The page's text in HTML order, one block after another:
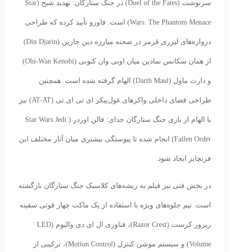
سرنوشت (Duel of the Fates) در جنگ ستارگان: تهدید شبح (Star
Wars: The Phantom Menace) است. فاورو تأیید کرده که طراحی
دروازه‌های لیزری قرمز در صحنه مبارزه دین جارین (Din Djarin)
از همان سکانس نمادین میان اوبی وان کنوبی (Obi-Wan Kenobi)
و دارث ماول (Darth Maul) الهام گرفته شده است. همچنین
طراحی فضای داخلی واکرهای غول‌پیکر ای تی ای تی (AT-AT) نیز
با الهام از بازی جنگ ستارگان جدای: فالن اوردر (Star Wars Jedi:
Fallen Order) انجام شده تا پیوستگی بیشتری میان آثار مختلف این
فرنچایز ایجاد شود.
در بخش فنی نیز فیلم به ریشه‌های کلاسیک جنگ ستارگان بازگشته
است. تیم جلوه‌های ویژه با استفاده از یک ماکت چهار فوتی سفینه
ریزور کرست (Razor Crest)، فناوری ال ای دی والیوم (LED
Volume) و سیستم موشن کنترل (Motion Control)، ترکیبی از